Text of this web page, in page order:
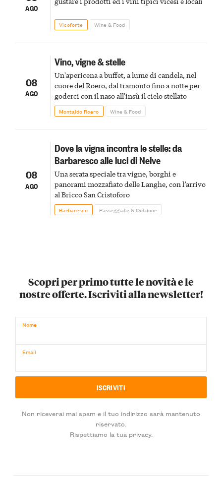
AGO
Vicoforte Wine & Food
08
AGO
Vino, vigne & stelle
Un'apericena a buffet, a lume di candela, nel
cuore del Roero, dal tramonto fino a notte per
goderci con il naso all'insù il cielo stellato
Montaldo Roero Wine & Food
08
AGO
Dove la vigna incontra le stelle: da
Barbaresco alle luci di Neive
Una serata speciale tra vigne, borghi e
panorami mozzafiato delle Langhe, con l’arrivo
al Bricco San Cristoforo
Barbaresco Passeggiate & Outdoor
Scopri per primo tutte le novità e le
nostre offerte. Iscriviti alla newsletter!
Nome
Email
Non riceverai mai spam e il tuo indirizzo sarà mantenuto
riservato.
Rispettiamo la tua privacy.